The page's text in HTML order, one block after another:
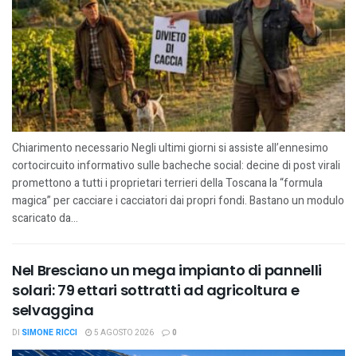
Chiarimento necessario Negli ultimi giorni si assiste all’ennesimo
cortocircuito informativo sulle bacheche social: decine di post virali
promettono a tutti i proprietari terrieri della Toscana la “formula
magica” per cacciare i cacciatori dai propri fondi. Bastano un modulo
scaricato da...
Nel Bresciano un mega impianto di pannelli
solari: 79 ettari sottratti ad agricoltura e
selvaggina
DI SIMONE RICCI 5 AGOSTO 2026 0